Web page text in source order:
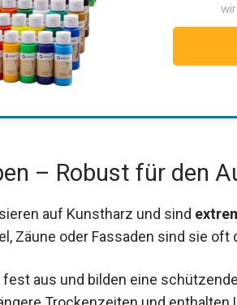
– Robust für den
auf Kunstharz und sind
Zäune oder Fassaden sind sie oft
fest aus und bilden eine